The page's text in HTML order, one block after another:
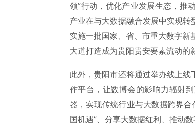
领”行动，优化产业发展生态，推
产业在与大数据融合发展中实现
实施一批国家、省、市重大数字
大道打造成为贵阳贵安要素流动的
此外，贵阳市还将通过举办线上线
作平台，让数博会的影响力辐射
器，实现传统行业与大数据跨界
国机遇”、分享大数据红利、推动